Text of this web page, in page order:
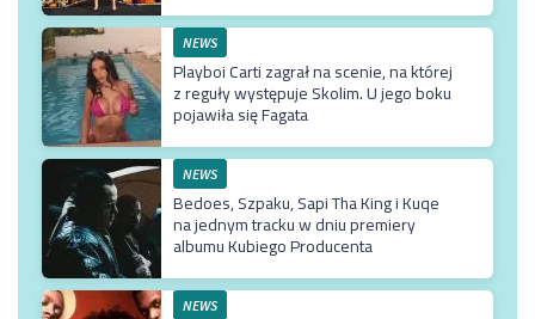
NEWS
Playboi Carti zagrał na scenie, na której
z reguły występuje Skolim. U jego boku
pojawiła się Fagata
NEWS
Bedoes, Szpaku, Sapi Tha King i Kuqe
na jednym tracku w dniu premiery
albumu Kubiego Producenta
NEWS